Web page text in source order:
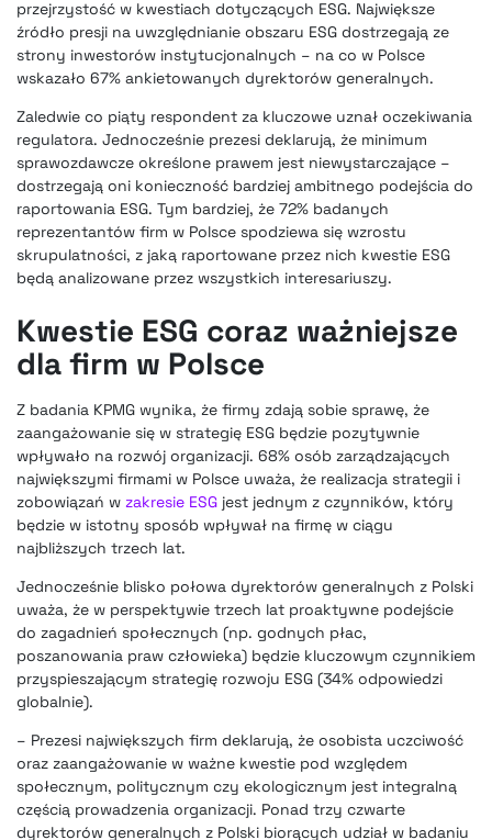
przejrzystość w kwestiach dotyczących ESG. Największe
źródło presji na uwzględnianie obszaru ESG dostrzegają ze
strony inwestorów instytucjonalnych – na co w Polsce
wskazało 67% ankietowanych dyrektorów generalnych.
Zaledwie co piąty respondent za kluczowe uznał oczekiwania
regulatora. Jednocześnie prezesi deklarują, że minimum
sprawozdawcze określone prawem jest niewystarczające –
dostrzegają oni konieczność bardziej ambitnego podejścia do
raportowania ESG. Tym bardziej, że 72% badanych
reprezentantów firm w Polsce spodziewa się wzrostu
skrupulatności, z jaką raportowane przez nich kwestie ESG
będą analizowane przez wszystkich interesariuszy.
Kwestie ESG coraz ważniejsze
dla firm w Polsce
Z badania KPMG wynika, że firmy zdają sobie sprawę, że
zaangażowanie się w strategię ESG będzie pozytywnie
wpływało na rozwój organizacji. 68% osób zarządzających
największymi firmami w Polsce uważa, że realizacja strategii i
zobowiązań w zakresie ESG jest jednym z czynników, który
będzie w istotny sposób wpływał na firmę w ciągu
najbliższych trzech lat.
Jednocześnie blisko połowa dyrektorów generalnych z Polski
uważa, że w perspektywie trzech lat proaktywne podejście
do zagadnień społecznych (np. godnych płac,
poszanowania praw człowieka) będzie kluczowym czynnikiem
przyspieszającym strategię rozwoju ESG (34% odpowiedzi
globalnie).
– Prezesi największych firm deklarują, że osobista uczciwość
oraz zaangażowanie w ważne kwestie pod względem
społecznym, politycznym czy ekologicznym jest integralną
częścią prowadzenia organizacji. Ponad trzy czwarte
dyrektorów generalnych z Polski biorących udział w badaniu